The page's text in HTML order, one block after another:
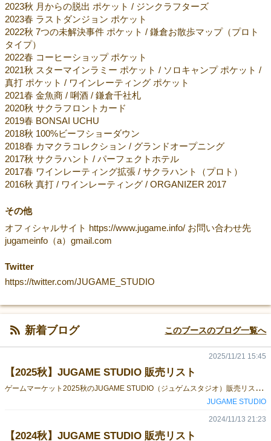
2023秋 月からの脱出 ポケット / ジンクラフターズ
2023春 ラストダンジョン ポケット
2022秋 7つの未解決事件 ポケット / 鎌倉お散歩マップ（プロト
タイプ）
2022春 コーヒーショップ ポケット
2021秋 スターマインラミー ポケット / ソロキャンプ ポケット /
真打 ポケット / ワインレーティング ポケット
2021春 金魚商 / 唎酒 / 鎌倉千社札
2020秋 サクラフロントカード
2019春 BONSAI UCHU
2018秋 100%ビーフショーダウン
2018春 カマクラコレクション / グランドオープニング
2017秋 サクラハント / パーフェクトホテル
2017春 ワインレーティング拡張 / サクラハント（プロト）
2016秋 真打 / ワインレーティング / ORGANIZER 2017
その他
オフィシャルサイト https://www.jugame.info/ お問い合わせ先
jugameinfo（a）gmail.com
Twitter
https://twitter.com/JUGAME_STUDIO
新着ブログ このブースのブログ一覧へ
【2025秋】JUGAME STUDIO 販売リスト
ゲ
ームマーケット2025秋のJUGAME STUDIO（ジュゲムスタジオ）販売リストです。参加日程 : 11月22日（土）ブース番号 : V - 44 出品作品 その1DAIMYO PARADE／大名パレードイベント特別価格：2,000円プレイ人数：1〜2人プレイ時間：15〜20分ゲーム詳細 : https://gamemarket.jp/game/186636/ 出品作品 その2深紅のオーブ（赤いラストダンジョン ダイス 拡張）イベント特別価格：2,000円プレイ人数：1人プレイ時間：20分ゲーム詳細 : https://gamemarket.jp/game/186639/別途「ラストダンジョン ダイス」本体が必要です。 出品作品 その3紺碧のオーブ（青いラストダンジョン ダイス 拡張）イベント特別価格：2,000円プレイ人数：1人プレイ時間：20分ゲーム詳細 : https://gamemarket.jp/game/186641/※ 別途「ラストダンジョン ダイス」本体が必要です。 出品作品 その4ラストダンジョン ポーチイベント特別価格：1,000円ラストダンジョンが入る専用ポーチです。エクストラカード 1枚付き 出品作品 その5ラストダンジョン ダイスイベント特別価格：2,300円プレイ人数：1人プレイ時間：20分ゲーム詳細 : https://gamemarket.jp/game/182820 出品作品 その6深淵の王（紫のラストダンジョン ダイス 拡張）イベント特別価格：1,500円プレイ人数：1〜2人プレイ時間：20分ゲーム詳細 : https://gamemarket.jp/game/182992 出品作品 その7ジンクラフターズイベント特別価格：3,500円プレイ人数：1〜4人プレイ時間：40〜60分ゲーム詳細 : https://gamemarket.jp/game/182356/ JUGAME STUDIOは展示ホール4の V-44です。（ittenさん企業ブースの向かいになります）当日はどうぞよろしくお願いいたします。JUGAME STUDIO 公式サイト / X
2025/11/21 15:45
JUGAME STUDIO
【2024秋】JUGAME STUDIO 販売リスト
2024/11/13 21:23